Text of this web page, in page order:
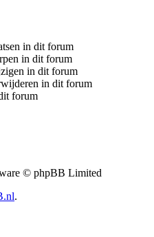
in dit forum
in dit forum
in dit forum
in dit forum
forum
© phpBB Limited
.